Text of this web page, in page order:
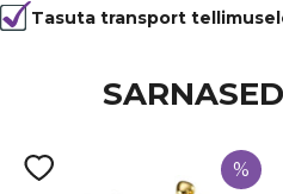
Kuju
tilk
Tasuta transport
%